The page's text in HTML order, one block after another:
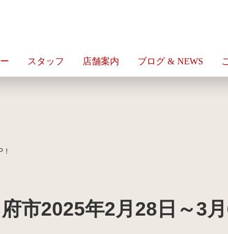
スタッフ 店舗案内 ブログ & NEWS
市2025年2月28日～3月